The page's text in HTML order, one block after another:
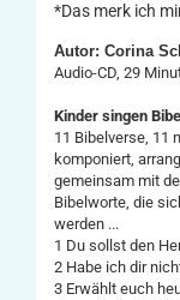
*Das merk ich
Autor: Corina
Audio-CD, 29
Kinder singen
11 Bibelverse, 11
komponiert,
gemeinsam mit
Bibelworte, die
werden ...
1 Du sollst den
2 Habe ich dir
3 Erwählt euch